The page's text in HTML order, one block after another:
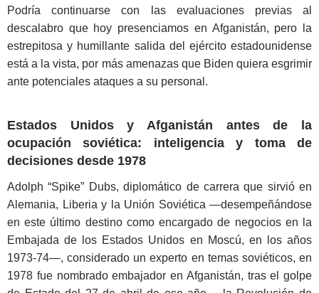
Podría continuarse con las evaluaciones previas al
descalabro que hoy presenciamos en Afganistán, pero la
estrepitosa y humillante salida del ejército estadounidense
está a la vista, por más amenazas que Biden quiera esgrimir
ante potenciales ataques a su personal.
Estados Unidos y Afganistán antes de la
ocupación soviética: inteligencia y toma de
decisiones desde 1978
Adolph “Spike” Dubs, diplomático de carrera que sirvió en
Alemania, Liberia y la Unión Soviética —desempeñándose
en este último destino como encargado de negocios en la
Embajada de los Estados Unidos en Moscú, en los años
1973-74—, considerado un experto en temas soviéticos, en
1978 fue nombrado embajador en Afganistán, tras el golpe